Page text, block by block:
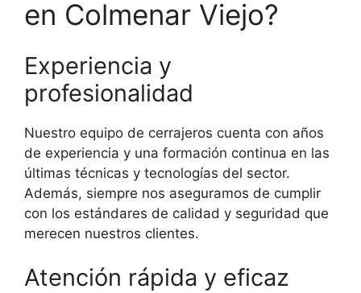
en Colmenar Viejo?
Experiencia y
profesionalidad
Nuestro equipo de cerrajeros cuenta con años
de experiencia y una formación continua en las
últimas técnicas y tecnologías del sector.
Además, siempre nos aseguramos de cumplir
con los estándares de calidad y seguridad que
merecen nuestros clientes.
Atención rápida y eficaz